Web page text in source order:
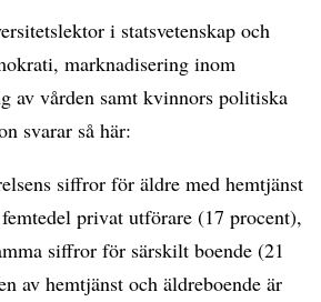
i statsvetenskap och
marknadisering inom
av vården samt kvinnors politiska
svarar så här:
siffror för äldre med hemtjänst
privat utförare (17 procent),
siffror för särskilt boende (21
av hemtjänst och äldreboende är